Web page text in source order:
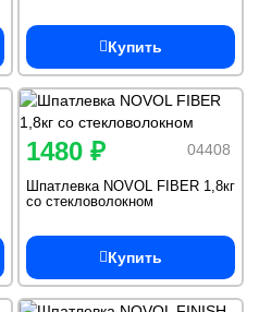
Купить
04408
1480 ₽
Шпатлевка NOVOL FIBER 1,8кг
со стекловолокном
Купить